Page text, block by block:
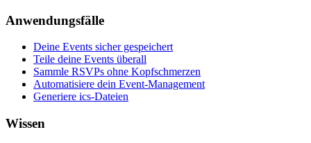
Anwendungsfälle
Deine Events sicher gespeichert
Teile deine Events überall
Sammle RSVPs ohne Kopfschmerzen
Automatisiere dein Event-Management
Generiere ics-Dateien
Wissen